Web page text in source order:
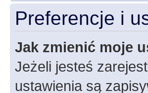
Preferencje i
Jak zmienić moje
Jeżeli jesteś
ustawienia są